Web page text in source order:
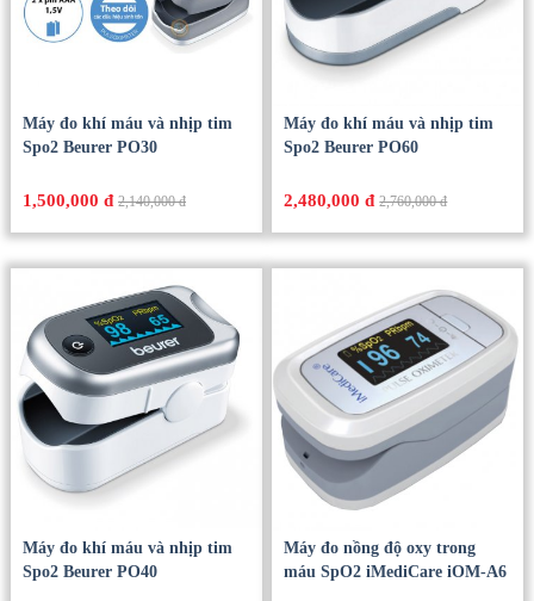
Máy đo khí máu và nhịp tim
Spo2 Beurer PO30
1,500,000 đ 2,140,000 đ
Máy đo khí máu và nhịp tim
Spo2 Beurer PO60
2,480,000 đ 2,760,000 đ
Máy đo khí máu và nhịp tim
Spo2 Beurer PO40
Máy đo nồng độ oxy trong
máu SpO2 iMediCare iOM-A6